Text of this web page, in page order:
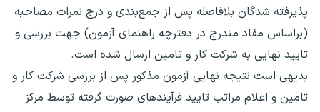
پذیرفته شدگان بلافاصله پس از جمع‌بندی و درج نمرات مصاحبه
(براساس مفاد مندرج در دفترچه راهنمای آزمون) جهت بررسی و
تایید نهایی به شرکت کار و تامین ارسال شده است.
بدیهی است نتیجه نهایی آزمون مذکور پس از بررسی شرکت کار و
تامین و اعلام مراتب تایید فرآیندهای صورت گرفته توسط مرکز